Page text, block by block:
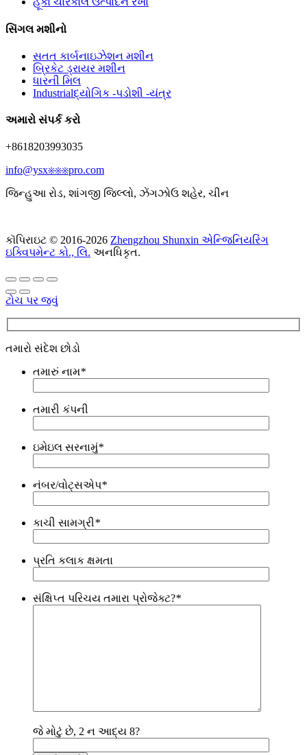
સિંગલ મશીનો
સતત કાર્બનાઇઝેશન મશીન
બ્રિકેટ ડ્રાયર મશીન
ધારની મિલ
Industrialદ્યોગિક -પડોશી -યંત્ર
અમારો સંપર્ક કરો
+8618203993035
info@ysx※※※pro.com
જિન્હુઆ રોડ, શાંગજી જિલ્લો, ઝેંગઝોઉ શહેર, ચીન
કૉપિરાઇટ © 2016-2026 Zhengzhou Shunxin એન્જિનિયરિંગ
ઇક્વિપમેન્ટ કો., લિ. અનધિકૃત.
ટોચ પર જવું
તમારો સંદેશ છોડો
તમારું નામ*
તમારી કંપની
ઇમેઇલ સરનામું*
નંબર/વોટ્સએપ*
કાચી સામગ્રી*
પ્રતિ કલાક ક્ષમતા
સંક્ષિપ્ત પરિચય તમારા પ્રોજેક્ટ?*
જે મોટું છે, 2 ન આદ્ય 8?